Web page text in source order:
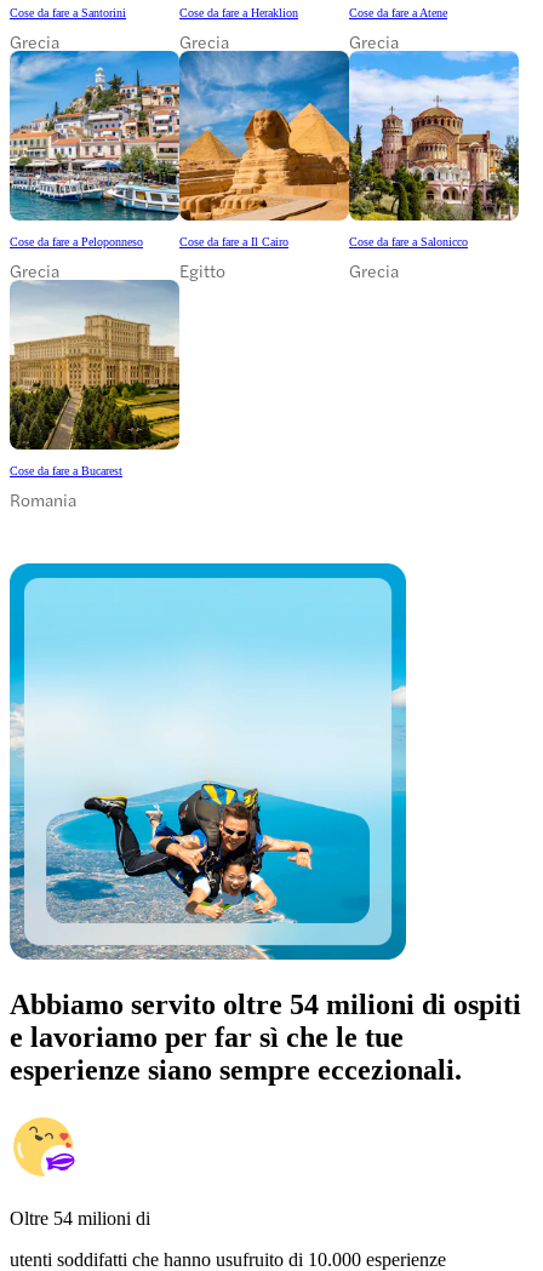
Cose da fare a Santorini
Grecia
Cose da fare a Heraklion
Grecia
Cose da fare a Atene
Grecia
Cose da fare a Peloponneso
Grecia
Cose da fare a Il Cairo
Egitto
Cose da fare a Salonicco
Grecia
Cose da fare a Bucarest
Romania
Abbiamo servito oltre 54 milioni di ospiti
e lavoriamo per far sì che le tue
esperienze siano sempre eccezionali.
Oltre 54 milioni di
utenti soddifatti che hanno usufruito di 10.000 esperienze